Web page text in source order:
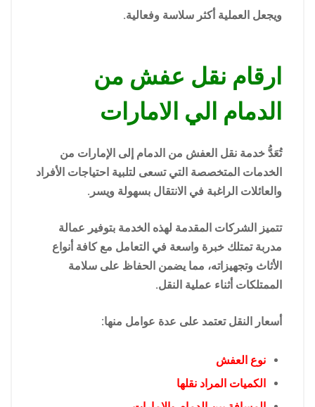
ويجعل العملية أكثر سلاسة وفعالية.
ارقام نقل عفش من
الدمام الي الامارات
تُعَدُّ خدمة نقل العفش من الدمام إلى الإمارات من
الخدمات المتخصصة التي تسعى لتلبية احتياجات الأفراد
والعائلات الراغبة في الانتقال بسهولة ويسر.
تتميز الشركات المقدمة لهذه الخدمة بتوفير عمالة
مدربة تمتلك خبرة واسعة في التعامل مع كافة أنواع
الأثاث وتجهيزاته، مما يضمن الحفاظ على سلامة
الممتلكات أثناء عملية النقل.
أسعار النقل تعتمد على عدة عوامل منها:
نوع العفش
الكميات المراد نقلها